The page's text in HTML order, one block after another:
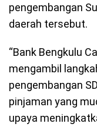
pengembangan
daerah tersebut.
“Bank Bengkulu
mengambil
pengembangan
pinjaman yang
upaya